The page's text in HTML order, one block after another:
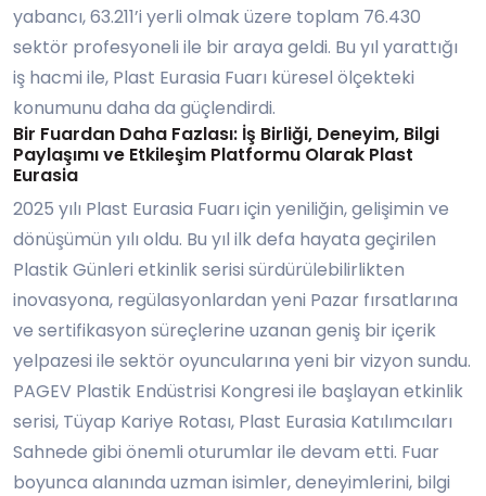
yabancı, 63.211’i yerli olmak üzere toplam 76.430
sektör profesyoneli ile bir araya geldi. Bu yıl yarattığı
iş hacmi ile, Plast Eurasia Fuarı küresel ölçekteki
konumunu daha da güçlendirdi.
Bir Fuardan Daha Fazlası: İş Birliği, Deneyim, Bilgi
Paylaşımı ve Etkileşim Platformu Olarak Plast
Eurasia
2025 yılı Plast Eurasia Fuarı için yeniliğin, gelişimin ve
dönüşümün yılı oldu. Bu yıl ilk defa hayata geçirilen
Plastik Günleri etkinlik serisi sürdürülebilirlikten
inovasyona, regülasyonlardan yeni Pazar fırsatlarına
ve sertifikasyon süreçlerine uzanan geniş bir içerik
yelpazesi ile sektör oyuncularına yeni bir vizyon sundu.
PAGEV Plastik Endüstrisi Kongresi ile başlayan etkinlik
serisi, Tüyap Kariye Rotası, Plast Eurasia Katılımcıları
Sahnede gibi önemli oturumlar ile devam etti. Fuar
boyunca alanında uzman isimler, deneyimlerini, bilgi